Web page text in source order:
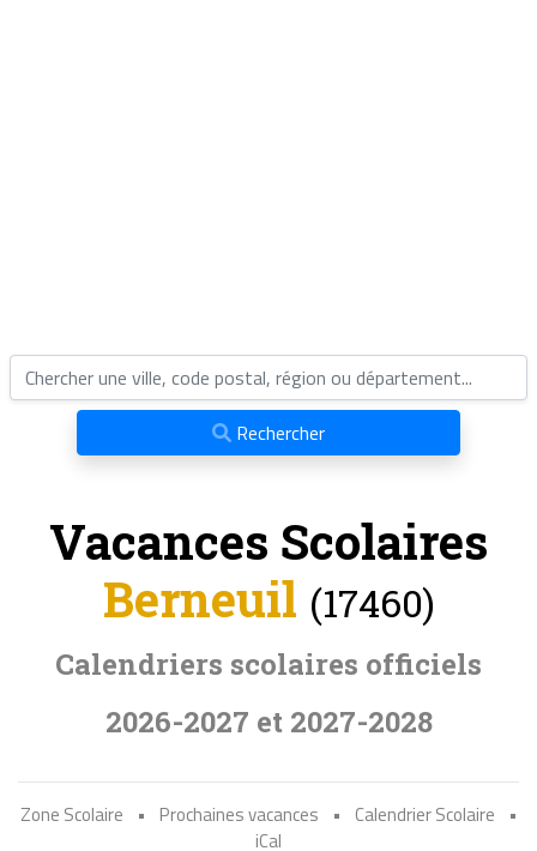
Rechercher
Vacances Scolaires
Berneuil (17460)
Calendriers scolaires officiels
2026-2027 et 2027-2028
Zone Scolaire • Prochaines vacances • Calendrier Scolaire
•
iCal